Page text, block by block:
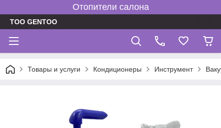
Отопители салона
TOO GENTOO
Товары и услуги Кондиционеры Инструмент